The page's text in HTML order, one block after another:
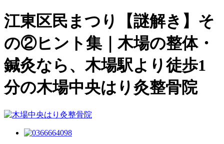
江東区民まつり【謎解き】そ
の②ヒント集｜木場の整体・
鍼灸なら、木場駅より徒歩1
分の木場中央はり灸整骨院